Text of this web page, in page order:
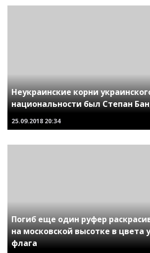
Неукраинские корни
национальности был Степан
25.09.2018 20:34
Погиб еще один руфер
на московской высотке в цвета
флага